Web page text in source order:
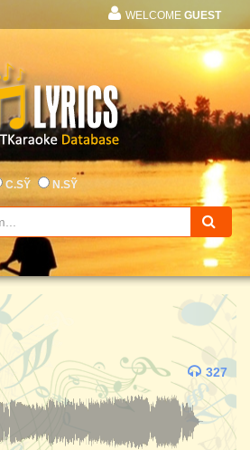
WELCOME GUEST
C.SỸ N.SỸ
327